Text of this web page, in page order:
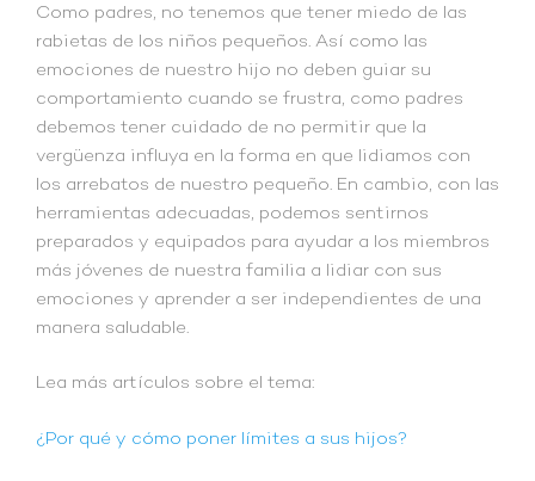
Como padres, no tenemos que tener miedo de las
rabietas de los niños pequeños. Así como las
emociones de nuestro hijo no deben guiar su
comportamiento cuando se frustra, como padres
debemos tener cuidado de no permitir que la
vergüenza influya en la forma en que lidiamos con
los arrebatos de nuestro pequeño. En cambio, con las
herramientas adecuadas, podemos sentirnos
preparados y equipados para ayudar a los miembros
más jóvenes de nuestra familia a lidiar con sus
emociones y aprender a ser independientes de una
manera saludable.
Lea más artículos sobre el tema:
¿Por qué y cómo poner límites a sus hijos?